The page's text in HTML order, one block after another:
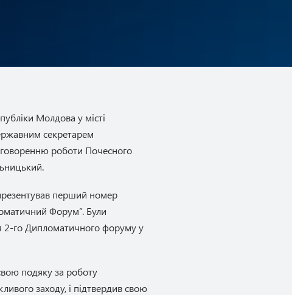
Молдова у місті
секретарем
роботи Почесного
перший номер
Форум”. Були
2-го Дипломатичного форуму у
подяку за роботу
заходу, і підтвердив свою